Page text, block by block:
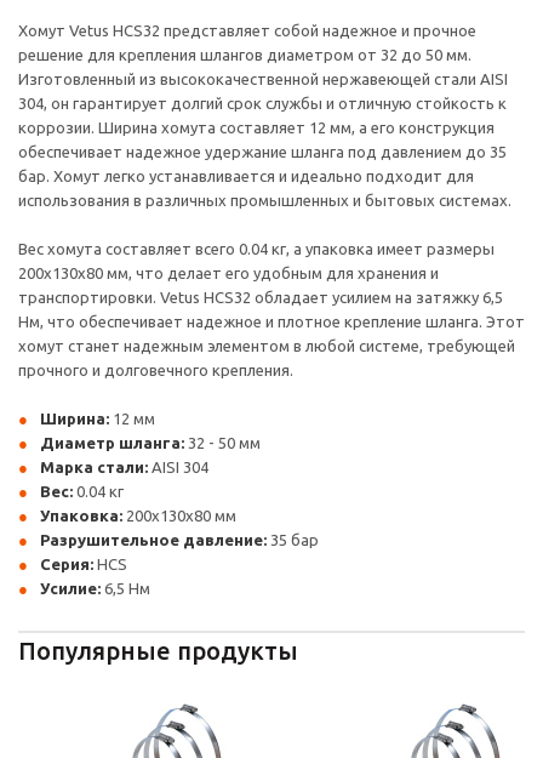
Хомут Vetus HCS32 представляет собой надежное и прочное
решение для крепления шлангов диаметром от 32 до 50 мм.
Изготовленный из высококачественной нержавеющей стали AISI
304, он гарантирует долгий срок службы и отличную стойкость к
коррозии. Ширина хомута составляет 12 мм, а его конструкция
обеспечивает надежное удержание шланга под давлением до 35
бар. Хомут легко устанавливается и идеально подходит для
использования в различных промышленных и бытовых системах.
Вес хомута составляет всего 0.04 кг, а упаковка имеет размеры
200x130x80 мм, что делает его удобным для хранения и
транспортировки. Vetus HCS32 обладает усилием на затяжку 6,5
Нм, что обеспечивает надежное и плотное крепление шланга. Этот
хомут станет надежным элементом в любой системе, требующей
прочного и долговечного крепления.
Ширина: 12 мм
Диаметр шланга: 32 - 50 мм
Марка стали: AISI 304
Вес: 0.04 кг
Упаковка: 200x130x80 мм
Разрушительное давление: 35 бар
Серия: HCS
Усилие: 6,5 Нм
Популярные продукты